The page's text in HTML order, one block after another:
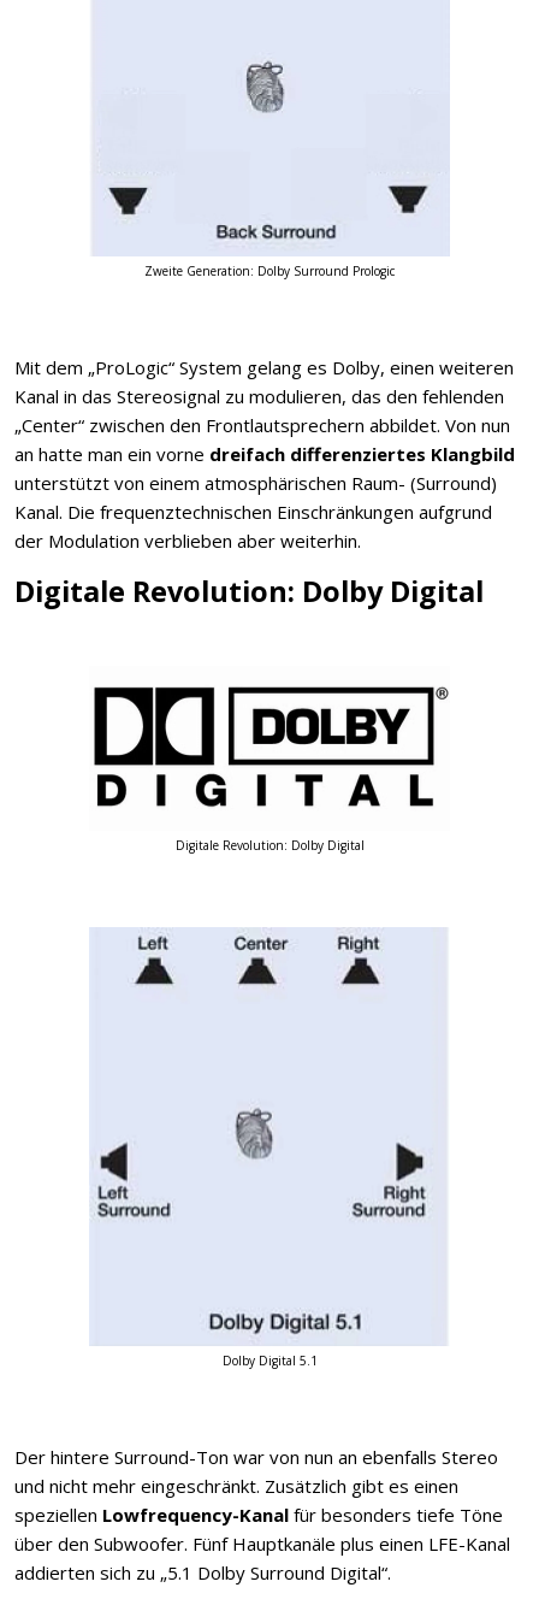
Zweite Generation: Dolby Surround Prologic
Mit dem „ProLogic“ System gelang es Dolby, einen weiteren
Kanal in das Stereosignal zu modulieren, das den fehlenden
„Center“ zwischen den Frontlautsprechern abbildet. Von nun
an hatte man ein vorne dreifach differenziertes Klangbild
unterstützt von einem atmosphärischen Raum- (Surround)
Kanal. Die frequenztechnischen Einschränkungen aufgrund
der Modulation verblieben aber weiterhin.
Digitale Revolution: Dolby Digital
Digitale Revolution: Dolby Digital
Dolby Digital 5.1
Der hintere Surround-Ton war von nun an ebenfalls Stereo
und nicht mehr eingeschränkt. Zusätzlich gibt es einen
speziellen Lowfrequency-Kanal für besonders tiefe Töne
über den Subwoofer. Fünf Hauptkanäle plus einen LFE-Kanal
addierten sich zu „5.1 Dolby Surround Digital“.